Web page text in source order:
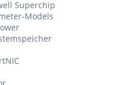
Superchip
Models